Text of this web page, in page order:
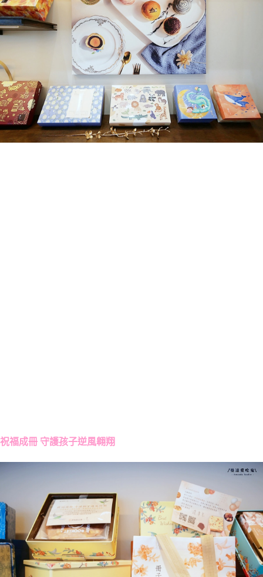
祝福成冊 守護孩子逆風翱翔